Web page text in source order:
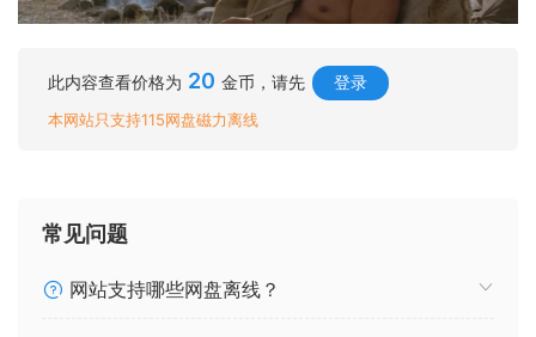
此内容查看价格为 20 金币，请先 登录
本网站只支持115网盘磁力离线
常见问题
网站支持哪些网盘离线？